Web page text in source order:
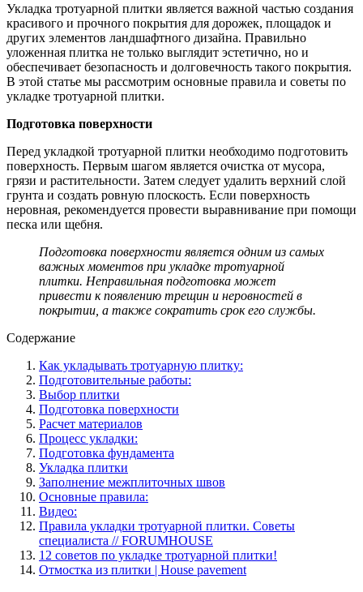
Укладка тротуарной плитки является важной частью создания
красивого и прочного покрытия для дорожек, площадок и
других элементов ландшафтного дизайна. Правильно
уложенная плитка не только выглядит эстетично, но и
обеспечивает безопасность и долговечность такого покрытия.
В этой статье мы рассмотрим основные правила и советы по
укладке тротуарной плитки.
Подготовка поверхности
Перед укладкой тротуарной плитки необходимо подготовить
поверхность. Первым шагом является очистка от мусора,
грязи и растительности. Затем следует удалить верхний слой
грунта и создать ровную плоскость. Если поверхность
неровная, рекомендуется провести выравнивание при помощи
песка или щебня.
Подготовка поверхности является одним из самых
важных моментов при укладке тротуарной
плитки. Неправильная подготовка может
привести к появлению трещин и неровностей в
покрытии, а также сократить срок его службы.
Содержание
Как укладывать тротуарную плитку:
Подготовительные работы:
Выбор плитки
Подготовка поверхности
Расчет материалов
Процесс укладки:
Подготовка фундамента
Укладка плитки
Заполнение межплиточных швов
Основные правила:
Видео:
Правила укладки тротуарной плитки. Советы
специалиста // FORUMHOUSE
12 советов по укладке тротуарной плитки!
Отмостка из плитки | House pavement